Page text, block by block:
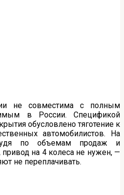
не совместима с полным
в России. Спецификой
обусловлено тяготение к
автомобилистов. На
по объемам продаж и
привод на 4 колеса не нужен, —
не переплачивать.